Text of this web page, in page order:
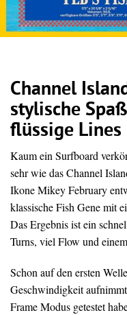
Channel
stylische
flüssige Lines
Kaum ein Surfboard
sehr wie das Channel
Ikone Mikey February
klassische Fish Gene mit
Das Ergebnis ist ein
Turns, viel Flow und
Schon auf den ersten
Geschwindigkeit
Frame Modus getestet